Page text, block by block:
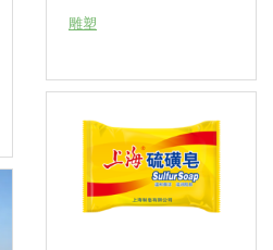
雕塑